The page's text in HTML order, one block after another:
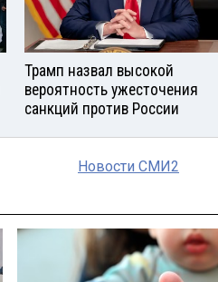
Трамп назвал высокой
вероятность ужесточения
санкций против России
Новости СМИ2